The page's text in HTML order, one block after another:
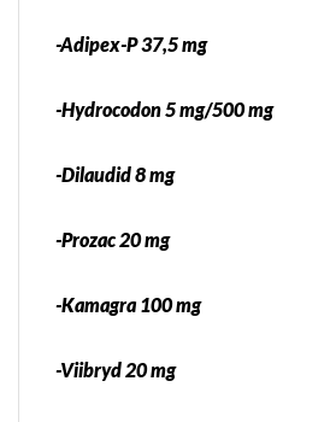
-Adipex-P 37,5 mg
-Hydrocodon 5 mg/500 mg
-Dilaudid 8 mg
-Prozac 20 mg
-Kamagra 100 mg
-Viibryd 20 mg